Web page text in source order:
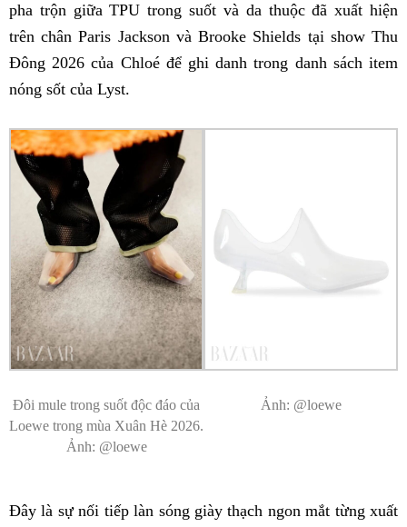
pha trộn giữa TPU trong suốt và da thuộc đã xuất hiện
trên chân Paris Jackson và Brooke Shields tại show Thu
Đông 2026 của Chloé để ghi danh trong danh sách item
nóng sốt của Lyst.
Đôi mule trong suốt độc đáo của
Loewe trong mùa Xuân Hè 2026.
Ảnh: @loewe
Ảnh: @loewe
Đây là sự nối tiếp làn sóng giày thạch ngon mắt từng xuất